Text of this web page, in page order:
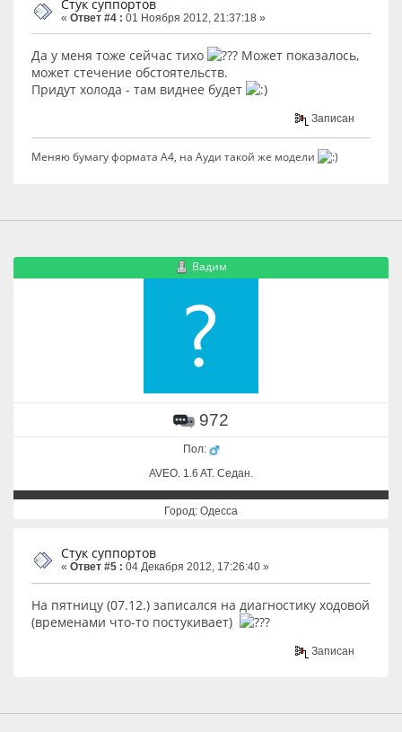
Стук суппортов
« Ответ #4 : 01 Ноября 2012, 21:37:18 »
Да у меня тоже сейчас тихо
Может показалось,
может стечение обстоятельств.
Придут холода - там виднее будет
Записан
Меняю бумагу формата А4, на Ауди такой же модели
Вадим
972
Пол:
AVEO. 1.6 AT. Cедан.
Город: Одесса
Стук суппортов
« Ответ #5 : 04 Декабря 2012, 17:26:40 »
На пятницу (07.12.) записался на диагностику ходовой
(временами что-то постукивает)
Записан